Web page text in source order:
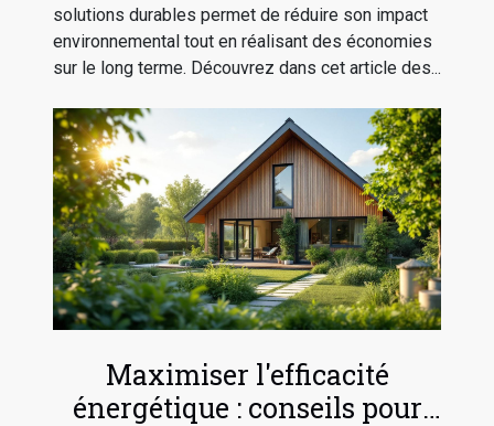
solutions durables permet de réduire son impact
environnemental tout en réalisant des économies
sur le long terme. Découvrez dans cet article des...
Maximiser l'efficacité
énergétique : conseils pour